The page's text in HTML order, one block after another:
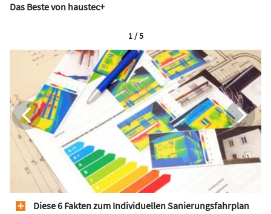
Das Beste von haustec+
Diese 6 Fakten zum Individuellen Sanierungsfahrplan
1 / 5